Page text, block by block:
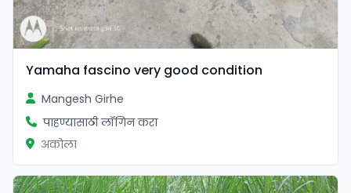
Yamaha fascino very good condition
Mangesh Girhe
पाहण्यासाठी लॉगिन करा
अकोला